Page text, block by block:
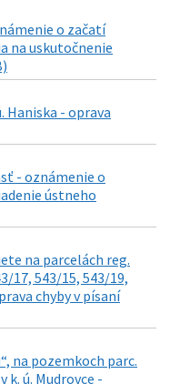
o začatí
na uskutočnenie
Haniska - oprava
- oznámenie o
ústneho
na parcelách reg.
17, 543/15, 543/19,
chyby v písaní
na pozemkoch parc.
k. ú. Mudrovce -